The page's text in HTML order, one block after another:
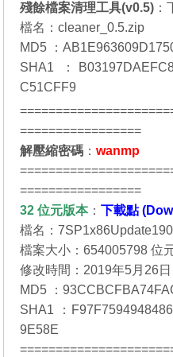
殘餘檔案清理工具(v0.5) ：
檔名：cleaner_0.5.zip
MD5 ：
SHA1 ：
C51CFF9
=================
解壓縮密碼 ：wanmp
=================
32 位元版本：下載點
檔名：
檔案大小：654005798 位
修改時間：2019年5月26
MD5 ：
SHA1 ：
9E58E